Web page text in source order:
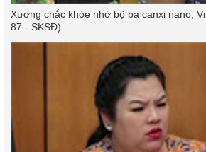
Xương chắc khỏe nhờ bộ ba canxi nano,
87 - SKSĐ)